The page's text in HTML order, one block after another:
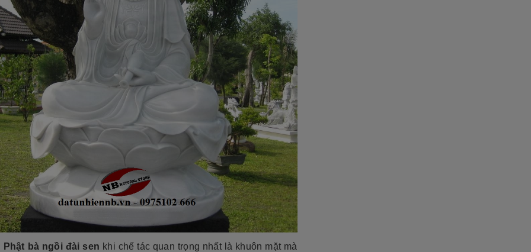
bà ngồi đài sen khi chế tác quan trọng nhất là khuôn mặt mà